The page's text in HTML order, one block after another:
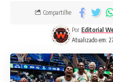
Atualizado em:
Por Editorial
Compartilhe